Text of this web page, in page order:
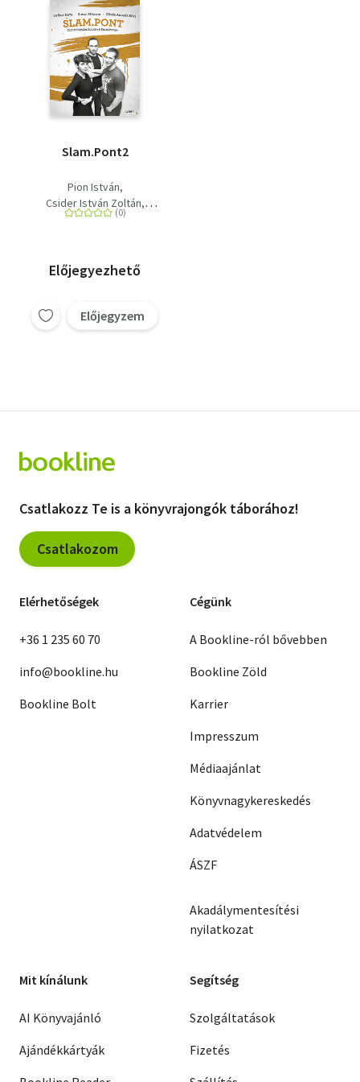
Slam.Pont2
Pion István
Csider István Zoltán
Kövér András Győrfi Kata
Előjegyezhető
Előjegyzem
Csatlakozz Te is a könyvrajongók táborához!
Csatlakozom
Elérhetőségek
+36 1 235 60 70
info@bookline.hu
Bookline Bolt
Cégünk
A Bookline-ról bővebben
Bookline Zöld
Karrier
Impresszum
Médiaajánlat
Könyvnagykereskedés
Adatvédelem
ÁSZF
Akadálymentesítési
nyilatkozat
Mit kínálunk
AI Könyvajánló
Ajándékkártyák
Segítség
Szolgáltatások
Fizetés